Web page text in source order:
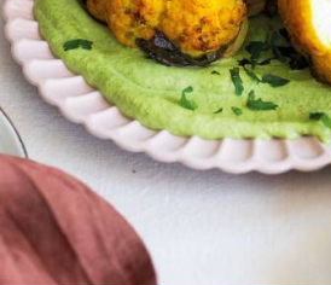
Animaliska
ingredienser
Veganska
Veganska
substitut
certifieringar